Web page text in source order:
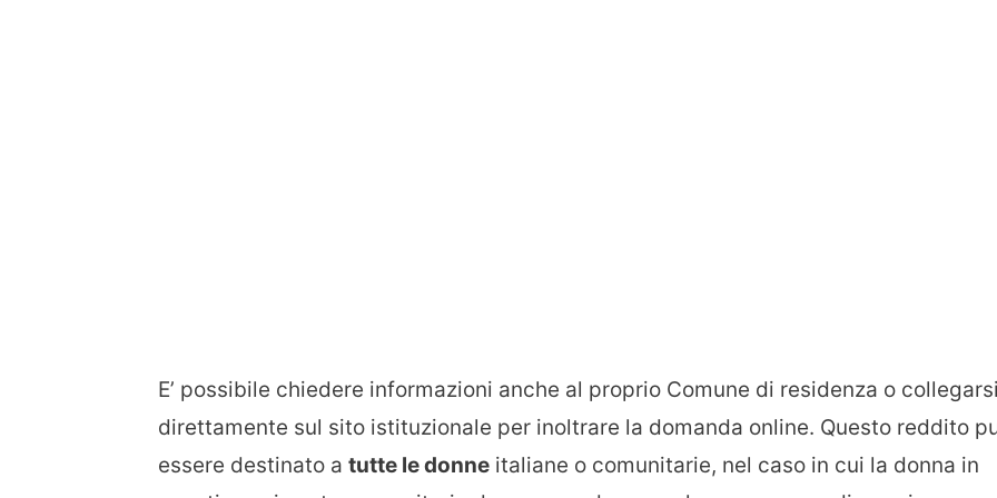
E’ possibile chiedere informazioni anche al proprio Comune di residenza o
direttamente sul sito istituzionale per inoltrare la domanda online. Questo reddito
essere destinato a tutte le donne italiane o comunitarie, nel caso in cui la donna in